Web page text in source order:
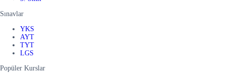
Sınavlar
YKS
AYT
TYT
LGS
Popüler Kurslar